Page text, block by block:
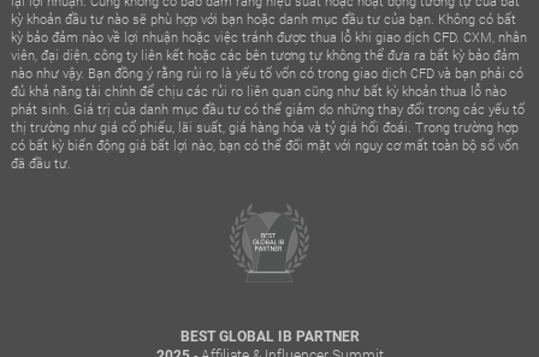
kỳ khoản đầu tư nào sẽ phù hợp với bạn hoặc danh mục đầu tư của bạn. Không có bất
kỳ bảo đảm nào về lợi nhuận hoặc việc tránh được thua lỗ khi giao dịch CFD. CXM, nhân
viên, đại diện, công ty liên kết hoặc các bên tương tự không thể đưa ra bất kỳ bảo đảm
nào như vậy. Bạn đồng ý rằng rủi ro là yếu tố vốn có trong giao dịch CFD và bạn phải có
đủ khả năng tài chính để chịu các rủi ro liên quan cũng như bất kỳ khoản thua lỗ nào
phát sinh. Giá trị của danh mục đầu tư có thể giảm do những thay đổi trong các yếu tố
thị trường như giá cổ phiếu, lãi suất, giá hàng hóa và tỷ giá hối đoái. Trong trường hợp
có bất kỳ biến động giá bất lợi nào, bạn có thể đối mặt với nguy cơ mất toàn bộ số vốn
đã đầu tư.
BEST GLOBAL IB PARTNER